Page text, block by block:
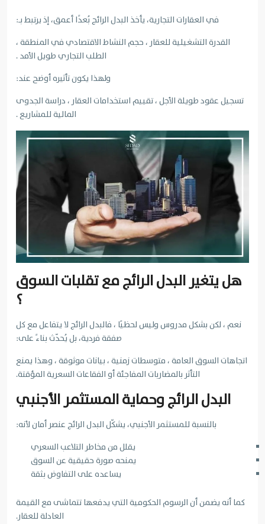
في العقارات التجارية، يأخذ البدل الرائج بُعدًا أعمق، إذ يرتبط بـ:
القدرة التشغيلية للعقار ، حجم النشاط الاقتصادي في المنطقة ،
الطلب التجاري طويل الأمد .
ولهذا يكون تأثيره أوضح عند:
تسجيل عقود طويلة الأجل ، تقييم استخدامات العقار ، دراسة الجدوى
المالية للمشاريع .
هل يتغير البدل الرائج مع تقلبات السوق
؟
نعم ، لكن بشكل مدروس وليس لحظيًا ، فالبدل الرائج لا يتفاعل مع كل
صفقة فردية، بل يُحدّث بناءً على:
اتجاهات السوق العامة ، متوسطات زمنية ، بيانات موثوقة ، وهذا يمنع
التأثر بالمضاربات المفاجئة أو الفقاعات السعرية المؤقتة.
البدل الرائج وحماية المستثمر الأجنبي
بالنسبة للمستثمر الأجنبي، يشكّل البدل الرائج عنصر أمان لأنه:
يقلل من مخاطر التلاعب السعري
يمنحه صورة حقيقية عن السوق
يساعده على التفاوض بثقة
كما أنه يضمن أن الرسوم الحكومية التي يدفعها تتماشى مع القيمة
العادلة للعقار.